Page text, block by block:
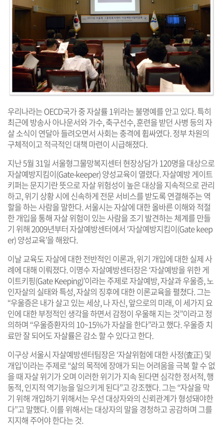
우리나라는 OECD국가 중 자살률 1위라는 불명예를 안고 있다. 특히
최근에 방송사 아나운서와 가수, 축구선수, 훈련을 받던 사병 등의 자
살 소식이 연달아 들려오면서 사회는 충격에 휩싸였다. 정부 차원의
구체적이고 적극적인 대책 마련이 시급해졌다.
지난 5월 31일 서울형그물망복지센터 현장상담가 120명을 대상으로
자살예방지킴이(Gate-keeper) 양성교육이 열렸다. 자살예방 게이트
키퍼는 문지기란 뜻으로 자살 위험성이 높은 대상을 지속적으로 관리
하고, 위기 상황 시에 신속하게 전문 서비스를 받도록 연결해주는 역
할을 하는 사람을 말한다. 서울시는 자살에 대한 올바른 이해와 적절
한 개입을 통해 자살 위험이 있는 사람을 조기 발견하는 체계를 만들
기 위해 2009년부터 자살예방센터에서 ‘자살예방지킴이(Gate keep
er) 양성교육’을 해왔다.
이날 교육도 자살에 대한 전반적인 이론과, 위기 개입에 대한 실제 사
례에 대해 이뤄졌다. 이명수 자살예방센터장은 ‘자살예방을 위한 게
이트키핑(Gate Keeping)’이라는 주제로 자살예방, 자살과 우울증, 노
인자살의 실태와 특성, 자살의 징후에 대한 이론교육을 펼쳤다. 그는
“우울증은 내가 살고 있는 세상, 나 자신, 앞으로의 미래, 이 세가지 요
인에 대한 부정적인 생각을 하면서 감정이 우울해 지는 것”이라고 정
의하며 “우울증환자의 10~15%가 자살을 한다”라고 했다. 우울증 치
료만 잘 되어도 자살률은 감소 할 수 있다고 한다.
이구상 서울시 자살예방센터팀장은 ‘자살위험에 대한 사정(査正)및
개입’이라는 주제로 “삶의 목적에 장애가 되는 어려움을 극복 할 수 없
을 때 자살 위기가 오며 이러한 위기가 지속 된다면 심각한 정서적, 행
동적, 인지적 역기능을 일으키게 된다”고 강조했다. 그는 “자살을 막
기 위해 개입하기 위해서는 우선 대상자와의 신뢰관계가 형성돼야한
다”고 말했다. 이를 위해서는 대상자의 말을 경청하고 공감하며 그를
지지해 주어야 한다는 것.